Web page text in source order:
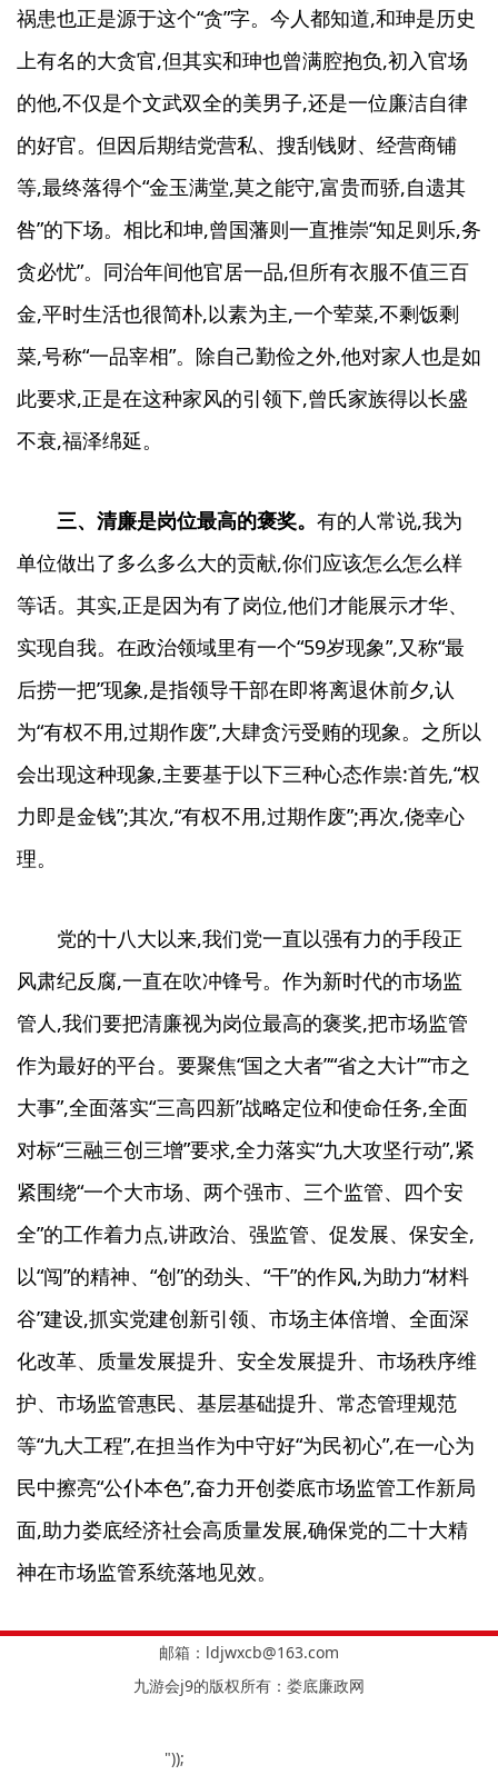
祸患也正是源于这个“贪”字。今人都知道,和珅是历史
上有名的大贪官,但其实和珅也曾满腔抱负,初入官场
的他,不仅是个文武双全的美男子,还是一位廉洁自律
的好官。但因后期结党营私、搜刮钱财、经营商铺
等,最终落得个“金玉满堂,莫之能守,富贵而骄,自遗其
咎”的下场。相比和坤,曾国藩则一直推崇“知足则乐,务
贪必忧”。同治年间他官居一品,但所有衣服不值三百
金,平时生活也很简朴,以素为主,一个荤菜,不剩饭剩
菜,号称“一品宰相”。除自己勤俭之外,他对家人也是如
此要求,正是在这种家风的引领下,曾氏家族得以长盛
不衰,福泽绵延。
三、清廉是岗位最高的褒奖。 有的人常说,我为
单位做出了多么多么大的贡献,你们应该怎么怎么样
等话。其实,正是因为有了岗位,他们才能展示才华、
实现自我。在政治领域里有一个“59岁现象”,又称“最
后捞一把”现象,是指领导干部在即将离退休前夕,认
为“有权不用,过期作废”,大肆贪污受贿的现象。之所以
会出现这种现象,主要基于以下三种心态作祟:首先,“权
力即是金钱”;其次,“有权不用,过期作废”;再次,侥幸心
理。
党的十八大以来,我们党一直以强有力的手段正
风肃纪反腐,一直在吹冲锋号。作为新时代的市场监
管人,我们要把清廉视为岗位最高的褒奖,把市场监管
作为最好的平台。要聚焦“国之大者”“省之大计”“市之
大事”,全面落实“三高四新”战略定位和使命任务,全面
对标“三融三创三增”要求,全力落实“九大攻坚行动”,紧
紧围绕“一个大市场、两个强市、三个监管、四个安
全”的工作着力点,讲政治、强监管、促发展、保安全,
以“闯”的精神、“创”的劲头、“干”的作风,为助力“材料
谷”建设,抓实党建创新引领、市场主体倍增、全面深
化改革、质量发展提升、安全发展提升、市场秩序维
护、市场监管惠民、基层基础提升、常态管理规范
等“九大工程”,在担当作为中守好“为民初心”,在一心为
民中擦亮“公仆本色”,奋力开创娄底市场监管工作新局
面,助力娄底经济社会高质量发展,确保党的二十大精
神在市场监管系统落地见效。
邮箱： ldjwxcb@163.com
九游会j9的版权所有：娄底廉政网
"));